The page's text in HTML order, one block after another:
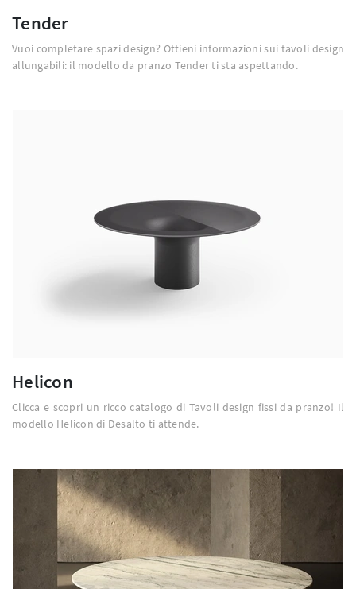
Tender
Vuoi completare spazi design? Ottieni informazioni sui tavoli design
allungabili: il modello da pranzo Tender ti sta aspettando.
Helicon
Clicca e scopri un ricco catalogo di Tavoli design fissi da pranzo! Il
modello Helicon di Desalto ti attende.